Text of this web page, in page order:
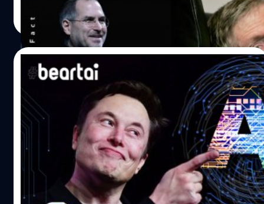
ของแอป TikTok ก็เข้าช่วยเหลือวิกฤตการณ์นี้กันอย่างพร้อม
หน้า ทั้งหมดนี้ลงขันเป็นจำนวนเงิน 115…
ชีวิตพวกเขาเฉกเช่นเดียวกันกับชีวิตเรา และอิทธิพลของดนตรี
ก็ส่งผลต่อสมองของพวกเขาไม่ต่างจากที่มันจะส่งผลกับเรา
ดังเช่นที่ Dr. Victoria Williamson จาก Goldsmith's
Collegeใน London ได้ค้นพบจากงานวิจัยของเขาว่า “การ
ศึกษาด้วยการสร้างภาพสมอง (Brain imaging) ได้แสดงให้
เห็นว่าหลายส่วนของสมองได้รับการกระตุ้นจากท่วงทำนอง
ของบทเพลง” นั่นหมายความว่า เราสามารถใช้เพลงหนึ่งเพลง
ในการ “โปรแกรม” สมองของเราให้คิดหรือรู้สึกในทางใดทาง
หนึ่งตามที่เราต้องการได้ และอาจจะเป็นไปได้ว่า เหล่าบุคคลผู้
เปลี่ยนโลกเหล่านี้จะรู้วิธีในการใช้ดนตรีในการกระตุ้นความคิด
และการสร้างสรรค์ของพวกเขา เพื่อให้ท่วงทำนองเหล่านี้เป็น
ส่วนหนึ่งในการนำพาพวกเขาไปสู่ชัยชนะ และนั่นก็หมายความ
ว่าบทเพลงเหล่านี้คือหนึ่งในต้นธารแห่งความสร้างสรรค์ที่พวก
เขามีนั่นเอง อีลอน มัสก์ (Elon Musk) ศิลปินคนโปรด Frank
ธีรพงศ์ เสรีสำราญ| 2490 days ago
Read More
29/08/2019
ก็มาดิครับ! เฮียหม่า vs น้องมัสก์ ดีเบตอนาคต
AI
หลังจากที่เคยเห็น มาร์ก ซักเคอร์เบิร์ก แห่ง Facebook ดีเบ
ตกับ อิลอน มัสก์ แห่งเทสลามาแล้ว คราวนี้ก็มาถึงตาของแจ๊ค
หม่า เจ้าพ่อ Alibaba อีคอมเมิร์ซจากจีนแผ่นดินใหญ่ ปะทะ พี่
มัสก์กันบ้าง ล่าสุดในงาน World AI Conference ที่นครเซี่ยงไฮ้
ประเทศจีน สองยักษ์ใหญ่แห่งวงการไอทีได้ประชันหน้ากัน
TANTHAM RUNGVITHU| 2536 days ago